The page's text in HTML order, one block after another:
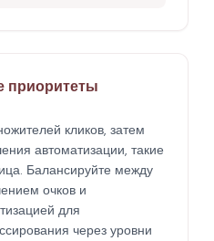
приоритеты
кликов, затем
автоматизации, такие
Балансируйте между
очков и
для
через уровни